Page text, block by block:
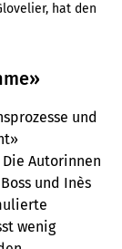
hat den
und
Autorinnen
und Inès
wenig